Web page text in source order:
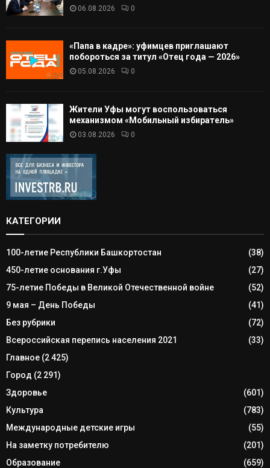
06.08.2026 0
«Папа в кадре»: уфимцев приглашают
побороться за титул «Отец года — 2026»
05.08.2026 0
Жители Уфы могут воспользоваться
механизмом «Мобильный избиратель»
03.08.2026 0
КАТЕГОРИИ
100-летие Республики Башкортостан
(38)
450-летие основания г.Уфы
(27)
75-летие Победы в Великой Отечественной войне
(52)
9 мая – День Победы
(41)
Без рубрики
(72)
Всероссийская перепись населения 2021
(33)
Главное (2 425)
Город (2 291)
Здоровье
(601)
Культура
(783)
Международные детские игры
(55)
На заметку потребителю
(201)
Образование
(659)